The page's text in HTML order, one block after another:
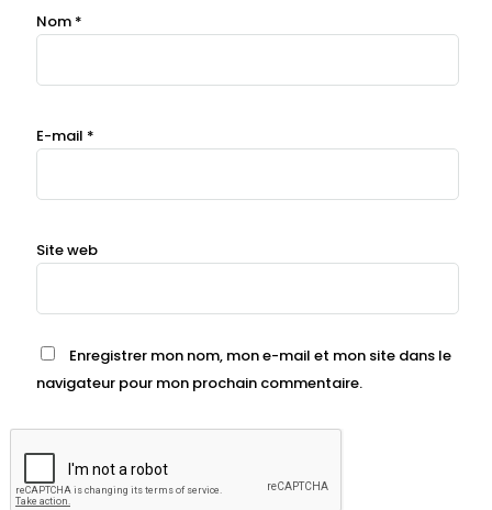
Nom *
E-mail *
Site web
Enregistrer mon nom, mon e-mail et mon site dans le
navigateur pour mon prochain commentaire.